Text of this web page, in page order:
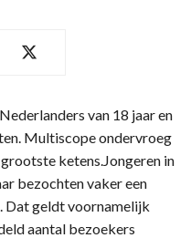
van 18 jaar en
Multiscope ondervroeg
ketens.Jongeren in
bezochten vaker een
Dat geldt voornamelijk
aantal bezoekers